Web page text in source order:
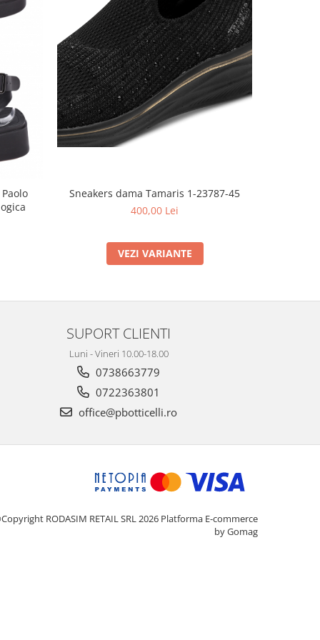
Sneakers dama Tamaris 1-23787-45
400,00 Lei
VEZI VARIANTE
SUPORT CLIENTI
Luni - Vineri 10.00-18.00
0738663779
0722363801
office@pbotticelli.ro
RODASIM RETAIL SRL 2026 Platforma E-commerce
by Gomag